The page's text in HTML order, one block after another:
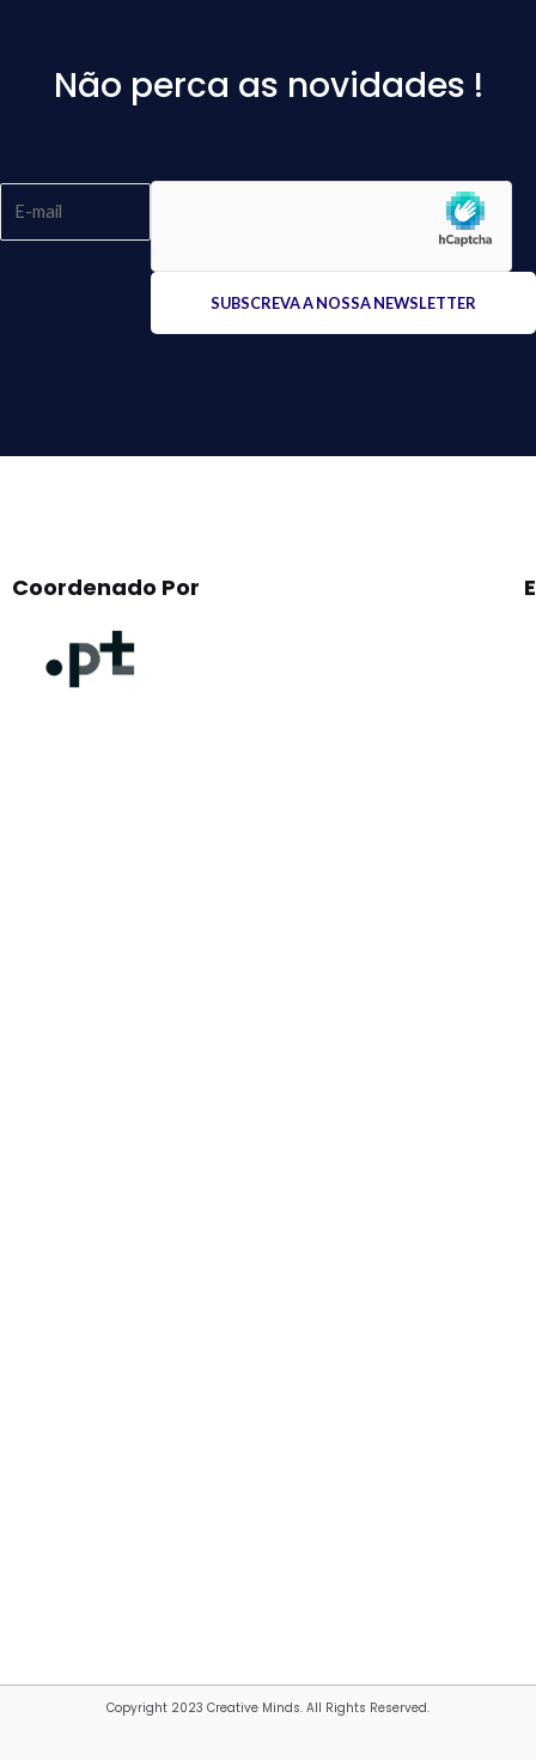
Não perca as novidades !
Coordenado Por
Copyright 2023 Creative Minds. All Rights Reserved.